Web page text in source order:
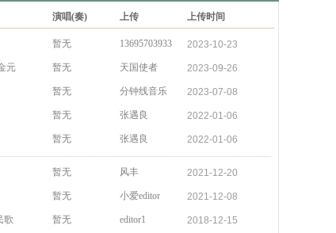
演唱(奏) 上传 上传时间
暂无 13695703933 2023-10-23
元 暂无 天国使者 2023-09-26
暂无 分钟线音乐 2023-07-08
暂无 张遇良 2022-01-06
暂无 张遇良 2022-01-06
暂无 风丰 2021-12-20
暂无 小爱editor 2021-12-08
歌 暂无 editor1 2018-12-15